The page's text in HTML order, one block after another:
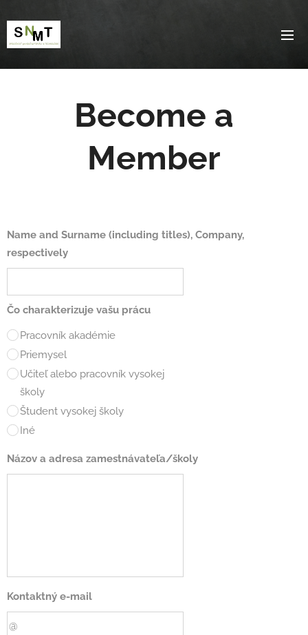
Become a
Member
Name and Surname (including titles), Company,
respectively
Čo charakterizuje vašu prácu
Pracovník akadémie
Priemysel
Učiteľ alebo pracovník vysokej
školy
Študent vysokej školy
Iné
Názov a adresa zamestnávateľa/školy
Kontaktný e-mail